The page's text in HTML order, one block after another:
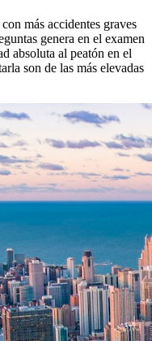
más accidentes graves
genera en el examen
absoluta al peatón en el
son de las más elevadas